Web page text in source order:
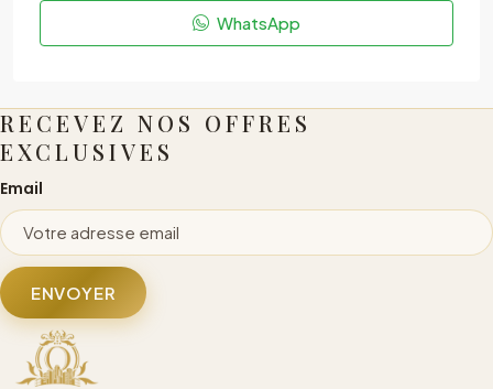
WhatsApp
RECEVEZ NOS OFFRES
EXCLUSIVES
Email
ENVOYER